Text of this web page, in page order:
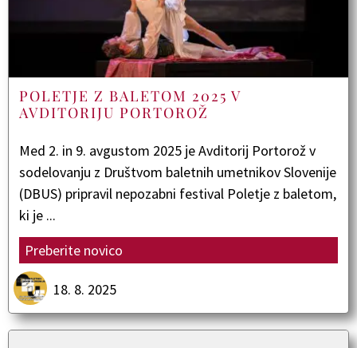
POLETJE Z BALETOM 2025 V
AVDITORIJU PORTOROŽ
Med 2. in 9. avgustom 2025 je Avditorij Portorož v
sodelovanju z Društvom baletnih umetnikov Slovenije
(DBUS) pripravil nepozabni festival Poletje z baletom,
ki je ...
Preberite novico
18. 8. 2025